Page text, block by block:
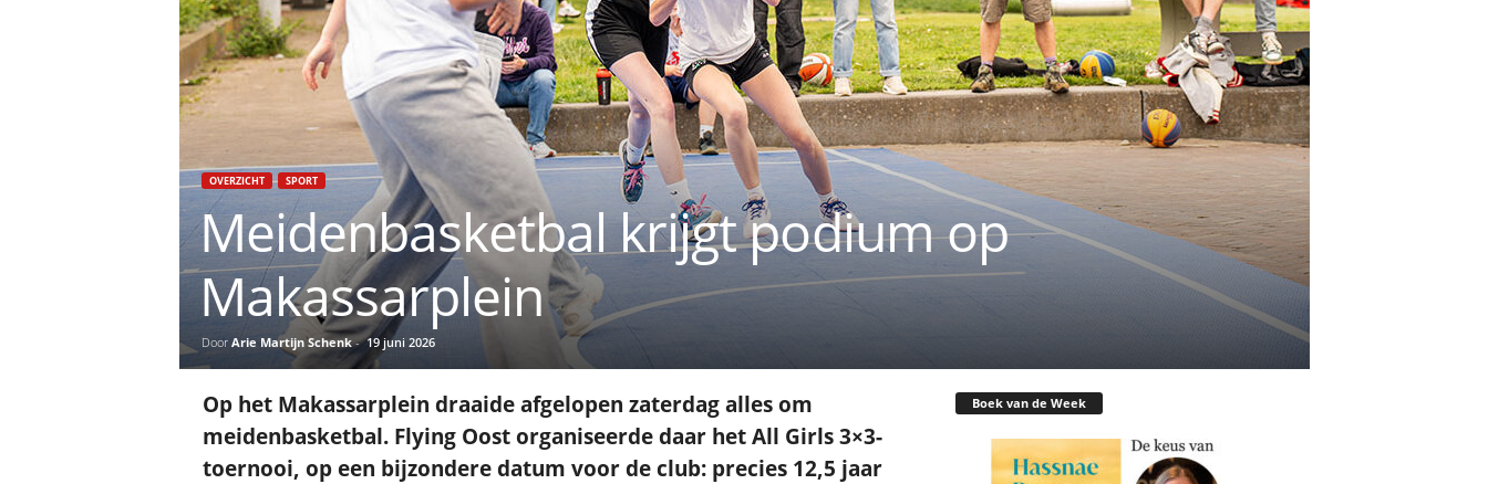
OVERZICHT SPORT
Meidenbasketbal krijgt podium op
Makassarplein
Door Arie Martijn Schenk- 19 juni 2026
Op het Makassarplein draaide afgelopen zaterdag alles om
meidenbasketbal. Flying Oost organiseerde daar het All Girls 3×3-
toernooi, op een bijzondere datum voor de club: precies 12,5 jaar
Boek van de Week